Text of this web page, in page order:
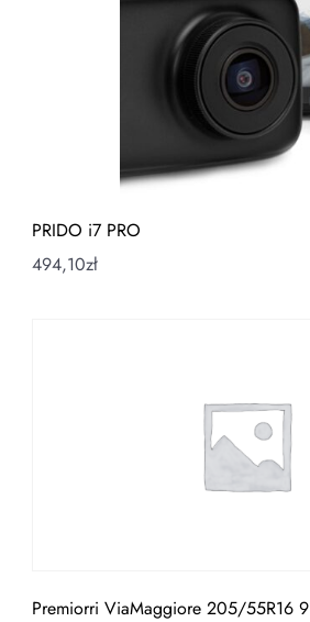
PRIDO i7 PRO
494,10zł
Premiorri ViaMaggiore 205/55R16